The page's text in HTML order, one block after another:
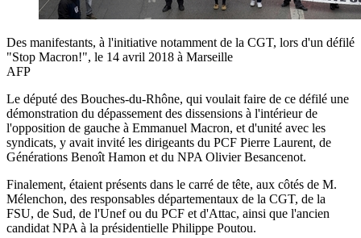
Des manifestants, à l'initiative notamment de la CGT, lors d'un défilé
"Stop Macron!", le 14 avril 2018 à Marseille
AFP
Le député des Bouches-du-Rhône, qui voulait faire de ce défilé une
démonstration du dépassement des dissensions à l'intérieur de
l'opposition de gauche à Emmanuel Macron, et d'unité avec les
syndicats, y avait invité les dirigeants du PCF Pierre Laurent, de
Générations Benoît Hamon et du NPA Olivier Besancenot.
Finalement, étaient présents dans le carré de tête, aux côtés de M.
Mélenchon, des responsables départementaux de la CGT, de la
FSU, de Sud, de l'Unef ou du PCF et d'Attac, ainsi que l'ancien
candidat NPA à la présidentielle Philippe Poutou.